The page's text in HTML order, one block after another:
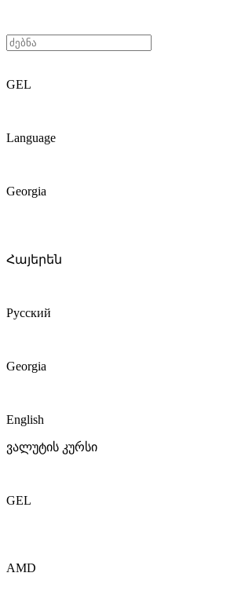
GEL
Language
Georgia
Հայերեն
Русский
Georgia
English
ვალუტის კურსი
GEL
AMD